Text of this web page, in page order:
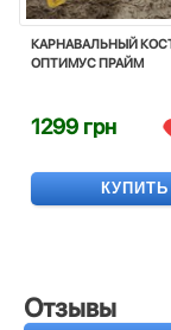
КАРНАВАЛЬНЫЙ
ОПТИМУС ПРАЙМ
1299 грн
КУПИТЬ
Отзывы